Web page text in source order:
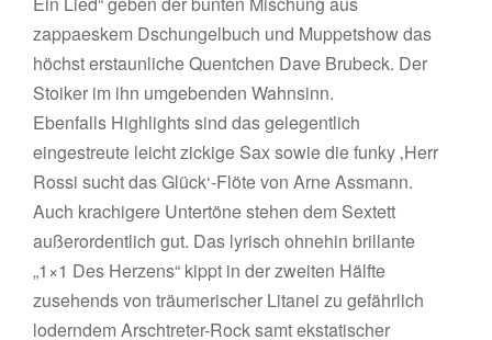
zappaeskem Dschungelbuch und Muppetshow das
höchst erstaunliche Quentchen Dave Brubeck. Der
Stoiker im ihn umgebenden Wahnsinn.
Ebenfalls Highlights sind das gelegentlich
eingestreute leicht zickige Sax sowie die funky ‚Herr
Rossi sucht das Glück‘-Flöte von Arne Assmann.
Auch krachigere Untertöne stehen dem Sextett
außerordentlich gut. Das lyrisch ohnehin brillante
„1×1 Des Herzens“ kippt in der zweiten Hälfte
zusehends von träumerischer Litanei zu gefährlich
loderndem Arschtreter-Rock samt ekstatischer